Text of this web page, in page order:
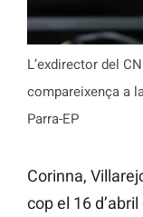
L’exdirector del
compareixença a
Parra-EP
Corinna,
cop el 16